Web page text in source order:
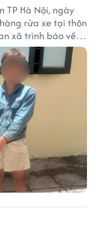
TP Hà Nội, ngày
rửa xe tại thôn
xã trình báo về
Wave. Trong cốp
khoảng 1,2 triệu